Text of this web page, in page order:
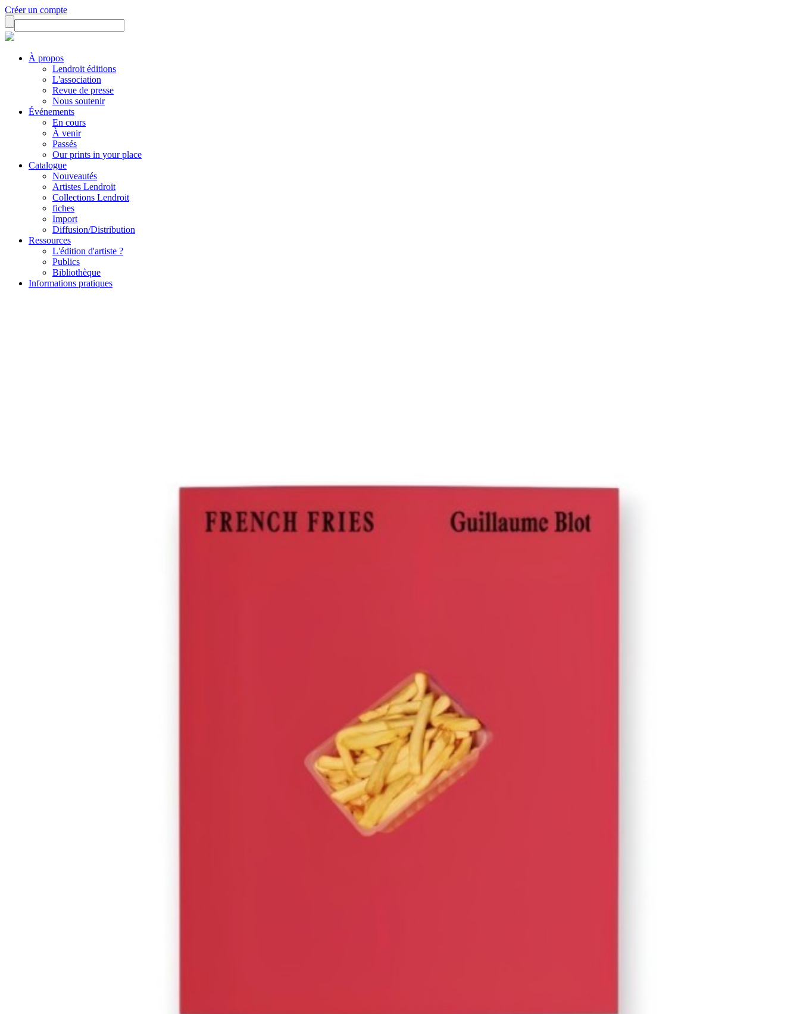
Créer un compte
À propos
Lendroit éditions
L'association
Revue de presse
Nous soutenir
Événements
En cours
À venir
Passés
Our prints in your place
Catalogue
Nouveautés
Artistes Lendroit
Collections Lendroit
fiches
Import
Diffusion/Distribution
Ressources
L'édition d'artiste ?
Publics
Bibliothèque
Informations pratiques